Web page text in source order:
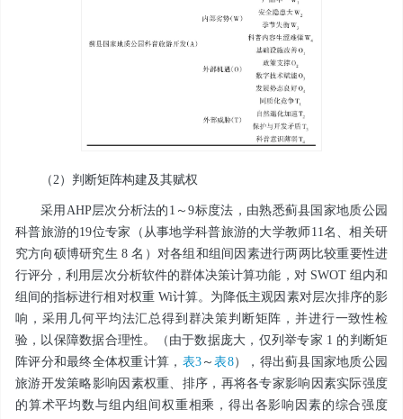
（2）判断矩阵构建及其赋权
采用AHP层次分析法的1～9标度法，由熟悉蓟县国家地质公园
科普旅游的19位专家（从事地学科普旅游的大学教师11名、相关研
究方向硕博研究生 8 名）对各组和组间因素进行两两比较重要性进
行评分，利用层次分析软件的群体决策计算功能，对 SWOT 组内和
组间的指标进行相对权重 Wi计算。为降低主观因素对层次排序的影
响，采用几何平均法汇总得到群决策判断矩阵，并进行一致性检
验，以保障数据合理性。（由于数据庞大，仅列举专家 1 的判断矩
阵评分和最终全体权重计算， 表3～表8），得出蓟县国家地质公园
旅游开发策略影响因素权重、排序，再将各专家影响因素实际强度
的算术平均数与组内组间权重相乘，得出各影响因素的综合强度